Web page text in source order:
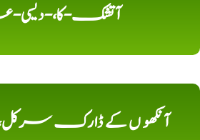
آتشک-کا،-دیسی-
آنکھو ں کے ڈارک سرکل،